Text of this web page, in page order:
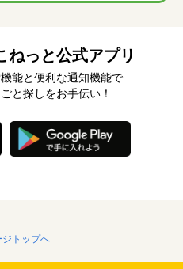
ねっと公式アプリ
能と便利な通知機能で
と探しをお手伝い！
ジトップへ